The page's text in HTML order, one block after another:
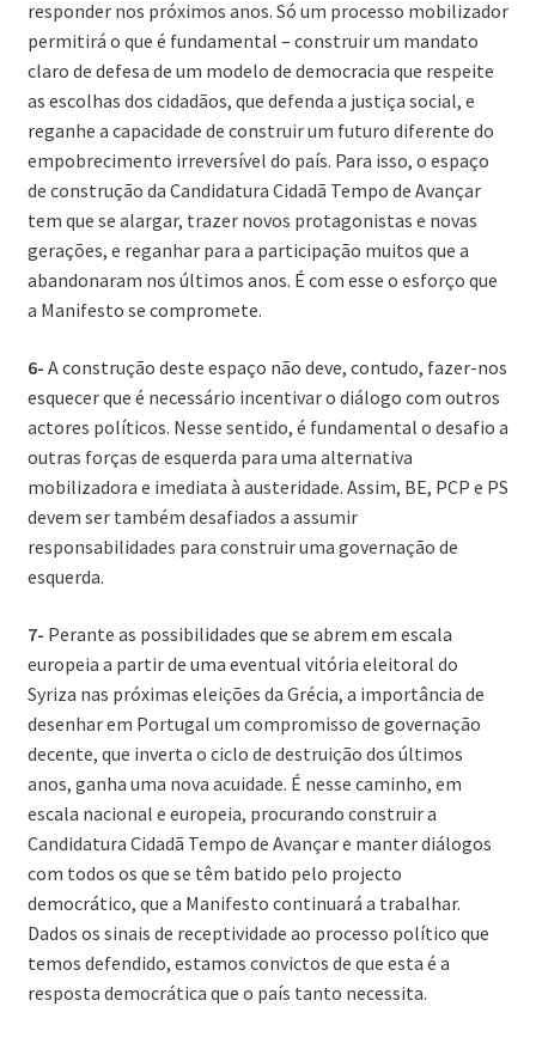
responder nos próximos anos. Só um processo mobilizador
permitirá o que é fundamental – construir um mandato
claro de defesa de um modelo de democracia que respeite
as escolhas dos cidadãos, que defenda a justiça social, e
reganhe a capacidade de construir um futuro diferente do
empobrecimento irreversível do país. Para isso, o espaço
de construção da Candidatura Cidadã Tempo de Avançar
tem que se alargar, trazer novos protagonistas e novas
gerações, e reganhar para a participação muitos que a
abandonaram nos últimos anos. É com esse o esforço que
a Manifesto se compromete.
6- A construção deste espaço não deve, contudo, fazer-nos
esquecer que é necessário incentivar o diálogo com outros
actores políticos. Nesse sentido, é fundamental o desafio a
outras forças de esquerda para uma alternativa
mobilizadora e imediata à austeridade. Assim, BE, PCP e PS
devem ser também desafiados a assumir
responsabilidades para construir uma governação de
esquerda.
7- Perante as possibilidades que se abrem em escala
europeia a partir de uma eventual vitória eleitoral do
Syriza nas próximas eleições da Grécia, a importância de
desenhar em Portugal um compromisso de governação
decente, que inverta o ciclo de destruição dos últimos
anos, ganha uma nova acuidade. É nesse caminho, em
escala nacional e europeia, procurando construir a
Candidatura Cidadã Tempo de Avançar e manter diálogos
com todos os que se têm batido pelo projecto
democrático, que a Manifesto continuará a trabalhar.
Dados os sinais de receptividade ao processo político que
temos defendido, estamos convictos de que esta é a
resposta democrática que o país tanto necessita.